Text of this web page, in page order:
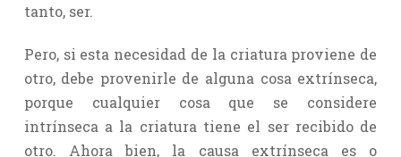
tanto, ser.
Pero, si esta necesidad de la criatura proviene de
otro, debe provenirle de alguna cosa extrínseca,
porque cualquier cosa que se considere
intrínseca a la criatura tiene el ser recibido de
otro. Ahora bien, la causa extrínseca es o